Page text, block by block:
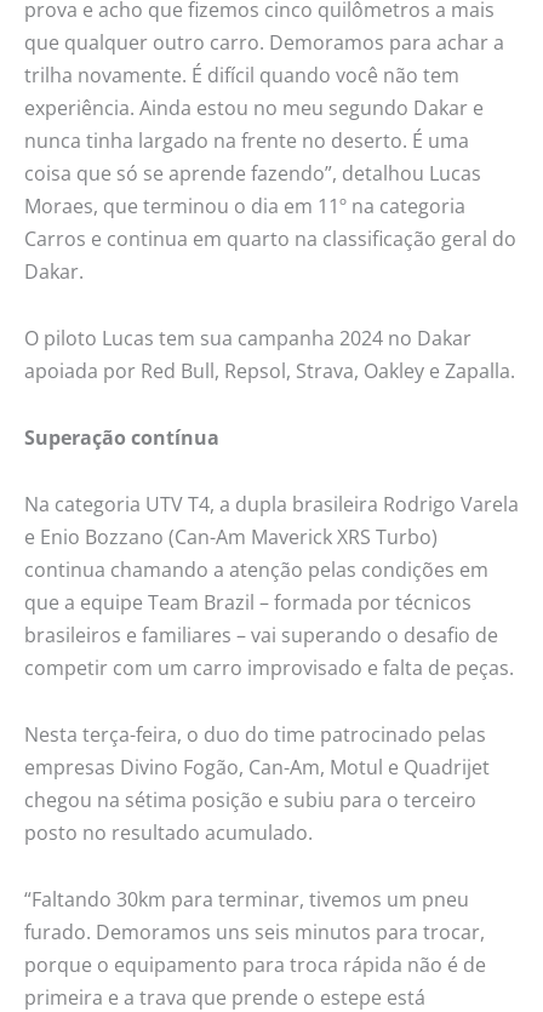
prova e acho que fizemos cinco quilômetros a mais
que qualquer outro carro. Demoramos para achar a
trilha novamente. É difícil quando você não tem
experiência. Ainda estou no meu segundo Dakar e
nunca tinha largado na frente no deserto. É uma
coisa que só se aprende fazendo”, detalhou Lucas
Moraes, que terminou o dia em 11º na categoria
Carros e continua em quarto na classificação geral do
Dakar.
O piloto Lucas tem sua campanha 2024 no Dakar
apoiada por Red Bull, Repsol, Strava, Oakley e Zapalla.
Superação contínua
Na categoria UTV T4, a dupla brasileira Rodrigo Varela
e Enio Bozzano (Can-Am Maverick XRS Turbo)
continua chamando a atenção pelas condições em
que a equipe Team Brazil – formada por técnicos
brasileiros e familiares – vai superando o desafio de
competir com um carro improvisado e falta de peças.
Nesta terça-feira, o duo do time patrocinado pelas
empresas Divino Fogão, Can-Am, Motul e Quadrijet
chegou na sétima posição e subiu para o terceiro
posto no resultado acumulado.
“Faltando 30km para terminar, tivemos um pneu
furado. Demoramos uns seis minutos para trocar,
porque o equipamento para troca rápida não é de
primeira e a trava que prende o estepe está